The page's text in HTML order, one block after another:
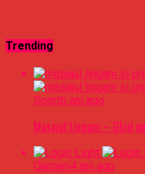
Trending
Sport6 ani ago
Masajul Lingam – Ghid
Oameni4 ani ago